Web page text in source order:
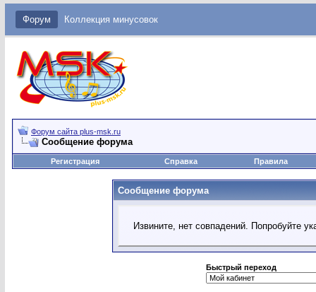
Форум Коллекция минусовок
Форум сайта plus-msk.ru
Сообщение форума
Регистрация Справка Правила
Сообщение форума
Извините, нет совпадений. Попробуйте
Быстрый переход